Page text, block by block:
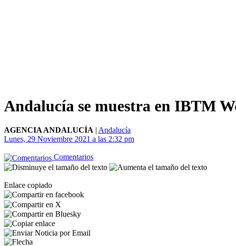
Andalucía se muestra en IBTM
AGENCIA ANDALUCÍA | Andalucía
Lunes, 29 Noviembre 2021 a las 2:32 pm
Comentarios
Enlace copiado